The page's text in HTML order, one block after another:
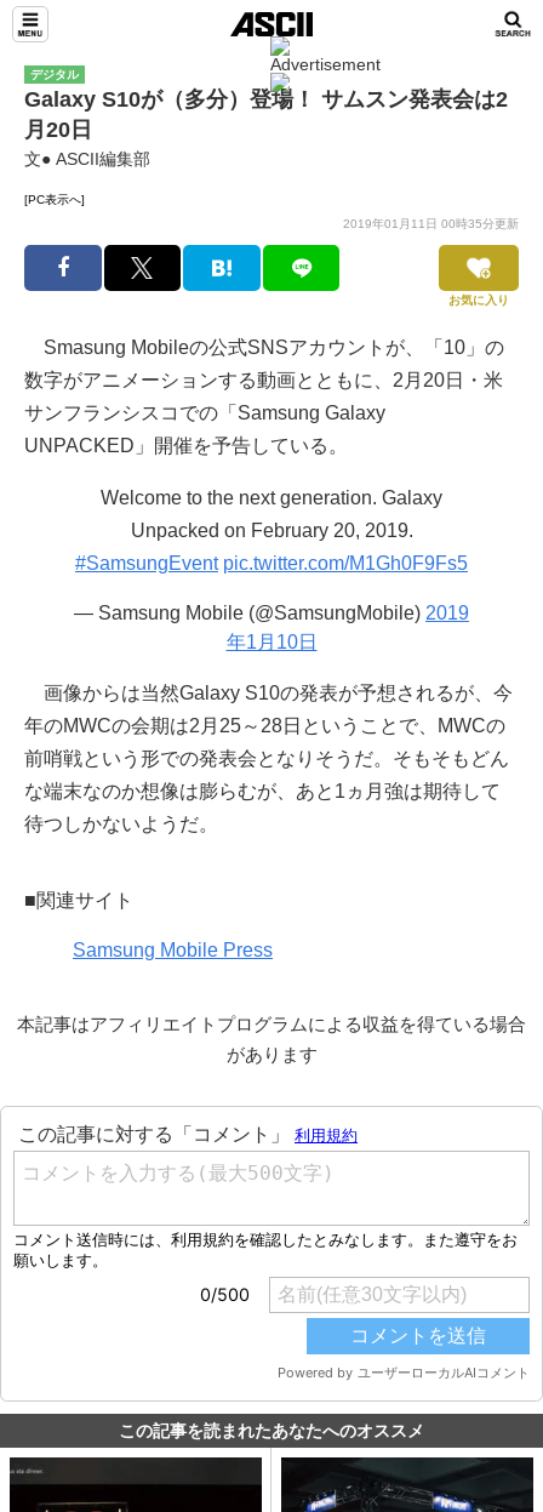
デジタル
Galaxy S10が（多分）登場！ サムスン発表会は2
月20日
文● ASCII編集部
[PC表示へ]
2019年01月11日 00時35分更新
お気に入り
Smasung Mobileの公式SNSアカウントが、「10」の
数字がアニメーションする動画とともに、2月20日・米
サンフランシスコでの「Samsung Galaxy
UNPACKED」開催を予告している。
Welcome to the next generation. Galaxy
Unpacked on February 20, 2019.
#SamsungEvent pic.twitter.com/M1Gh0F9Fs5
— Samsung Mobile (@SamsungMobile) 2019
年1月10日
画像からは当然Galaxy S10の発表が予想されるが、今
年のMWCの会期は2月25～28日ということで、MWCの
前哨戦という形での発表会となりそうだ。そもそもどん
な端末なのか想像は膨らむが、あと1ヵ月強は期待して
待つしかないようだ。
■関連サイト
Samsung Mobile Press
本記事はアフィリエイトプログラムによる収益を得ている場合
があります
この記事を読まれたあなたへのオススメ